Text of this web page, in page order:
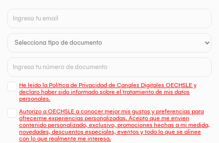
He leído la Política de Privacidad de Canales Digitales OECHSLE y
declaro haber sido informado sobre el tratamiento de mis datos
personales.
Autorizo a OECHSLE a conocer mejor mis gustos y preferencias para
ofrecerme experiencias personalizadas. Acepto que me envien
contenido personalizado, exclusivo, promociones hechas a mi medida,
novedades, descuentos especiales, eventos y todo lo que se alinee
con lo que realmente me interesa.